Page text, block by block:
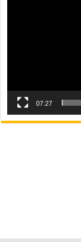
07:27